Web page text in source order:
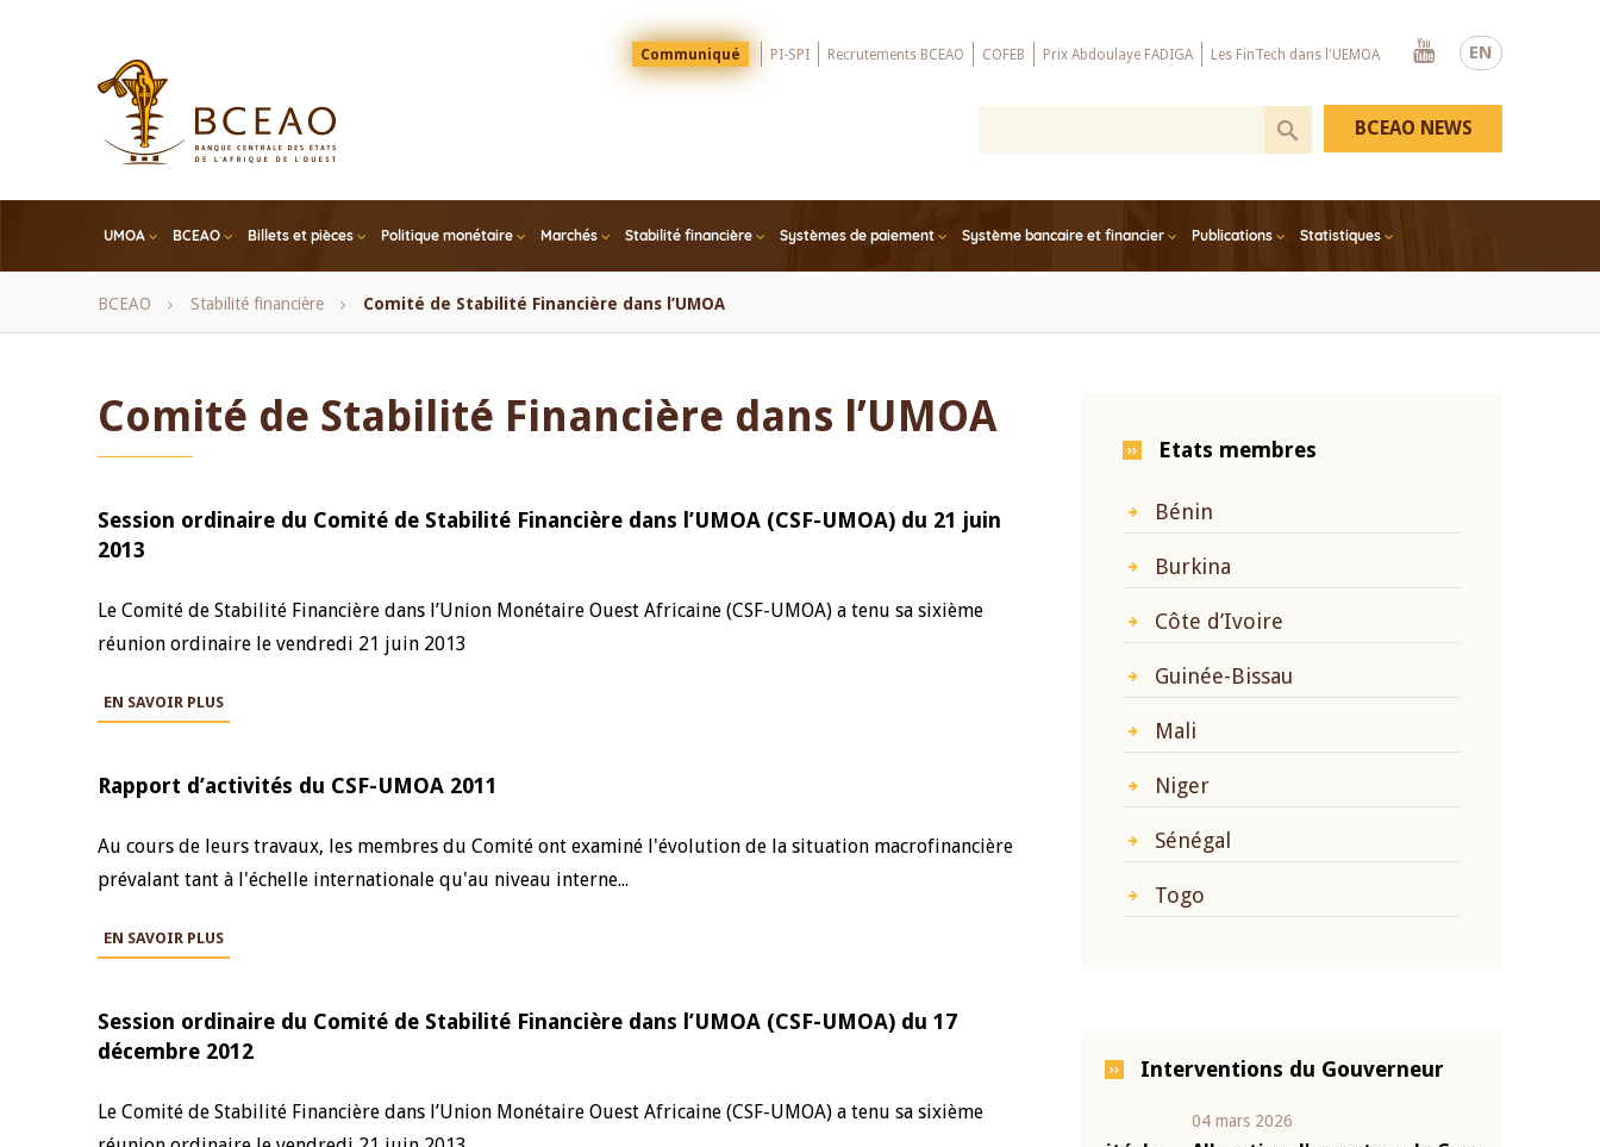
EN
Menu
Top
Communiqué PI-SPI Recrutements BCEAO COFEB Prix Abdoulaye FADIGA Les FinTech dans l'UEMOA
Youtube
UMOA BCEAO Billets et pièces Politique monétaire Marchés Stabilité financière Systèmes de paiement Système bancaire et financier Publications Statistiques
BCEAO NEWS
Fil
BCEAO Stabilité financière Comité de Stabilité Financière dans l’UMOA
Comité de Stabilité Financière dans l’UMOA
Session ordinaire du Comité de Stabilité Financière dans l’UMOA (CSF-UMOA) du 21 juin
2013
Le Comité de Stabilité Financière dans l’Union Monétaire Ouest Africaine (CSF-UMOA) a tenu sa sixième
réunion ordinaire le vendredi 21 juin 2013
EN SAVOIR PLUS
Rapport d’activités du CSF-UMOA 2011
Au cours de leurs travaux, les membres du Comité ont examiné l'évolution de la situation macrofinancière
prévalant tant à l'échelle internationale qu'au niveau interne...
EN SAVOIR PLUS
Session ordinaire du Comité de Stabilité Financière dans l’UMOA (CSF-UMOA) du 17
décembre 2012
Le Comité de Stabilité Financière dans l’Union Monétaire Ouest Africaine (CSF-UMOA) a tenu sa sixième
Etats membres
Bénin
Burkina
Côte d’Ivoire
Guinée-Bissau
Mali
Niger
Sénégal
Togo
Interventions du Gouverneur
22 juillet 2026 10 juin 2026 04 mars 2026